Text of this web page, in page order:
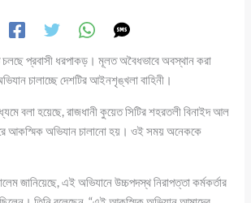
চলছে প্রবাসী ধরপাকড়। মূলত অবৈধভাবে অবস্থান করা
চালাচ্ছে দেশটির আইনশৃঙ্খলা বাহিনী।
বলা হয়েছে, রাজধানী কুয়েত সিটির শহরতলী বিনাইদ আল
আকস্মিক অভিযান চালানো হয়। ওই সময় অনেককে
জানিয়েছে, এই অভিযানে উচ্চপদস্থ নিরাপত্তা কর্মকর্তার